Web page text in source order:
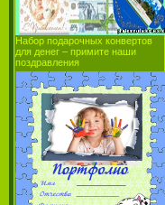
Набор подарочных конвертов
для денег – примите наши
поздравления